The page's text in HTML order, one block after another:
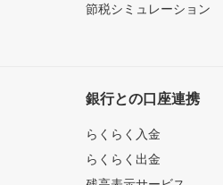
節税シミュレーション
銀行との口座連携
らくらく入金
らくらく出金